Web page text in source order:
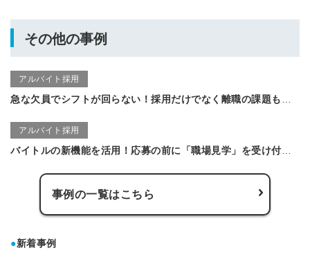
その他の事例
アルバイト採用
アルバイト採用
事例の一覧はこちら
●新着事例